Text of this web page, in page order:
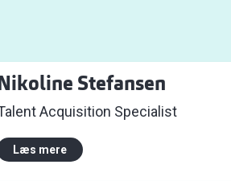
Stefansen
Acquisition Specialist
Læs mere